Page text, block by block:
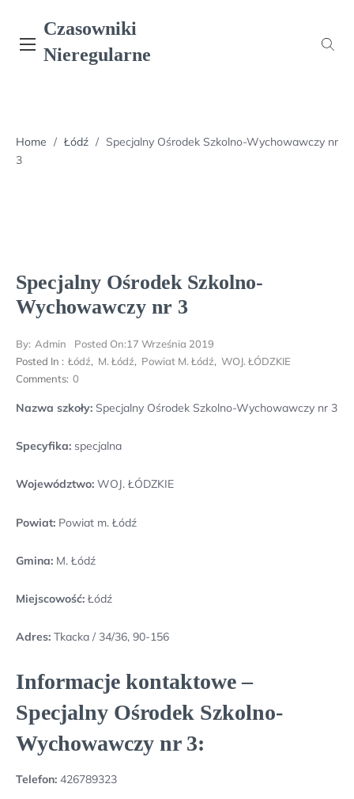
content
Czasowniki
Nieregularne
Home / Łódź / Specjalny Ośrodek Szkolno-Wychowawczy nr
3
Specjalny Ośrodek Szkolno-
Wychowawczy nr 3
By: Admin Posted On:17 Września 2019
Posted In : Łódź, M. Łódź, Powiat M. Łódź, WOJ. ŁÓDZKIE
Comments: 0
Nazwa szkoły: Specjalny Ośrodek Szkolno-Wychowawczy nr 3
Specyfika: specjalna
Województwo: WOJ. ŁÓDZKIE
Powiat: Powiat m. Łódź
Gmina: M. Łódź
Miejscowość: Łódź
Adres: Tkacka / 34/36, 90-156
Informacje kontaktowe –
Specjalny Ośrodek Szkolno-
Wychowawczy nr 3:
Telefon: 426789323